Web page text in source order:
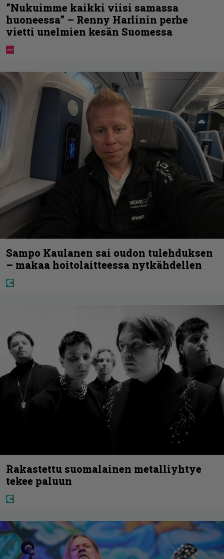
”Nukuimme kaikki viisi samassa
huoneessa” – Renny Harlinin perhe
vietti unelmien kesän Suomessa
Sampo Kaulanen sai oudon tulehduksen
– makaa hoitolaitteessa nytkähdellen
Rakastettu suomalainen metalliyhtye
tekee paluun